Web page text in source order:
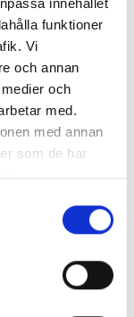
funktioner
Vi
och annan
och
med.
med annan
som de har